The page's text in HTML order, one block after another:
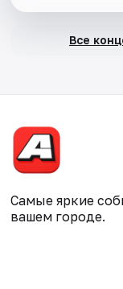
Все
Самые яркие
вашем городе.